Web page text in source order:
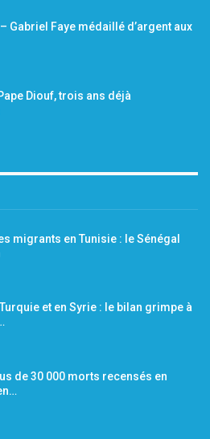
Gabriel Faye médaillé d’argent aux
Diouf, trois ans déjà
migrants en Tunisie : le Sénégal
et en Syrie : le bilan grimpe à
de 30 000 morts recensés en